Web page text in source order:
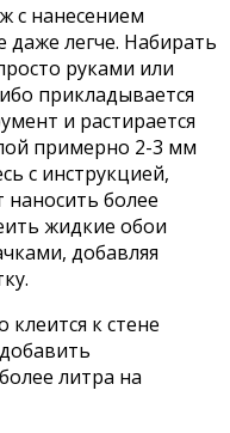
с нанесением
легче. Набирать
руками или
прикладывается
и растирается
примерно 2-3 мм
с инструкцией,
более
жидкие обои
добавляя
клеится к стене
литра на